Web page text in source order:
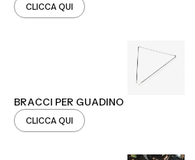
CLICCA QUI
BRACCI PER GUADINO
CLICCA QUI